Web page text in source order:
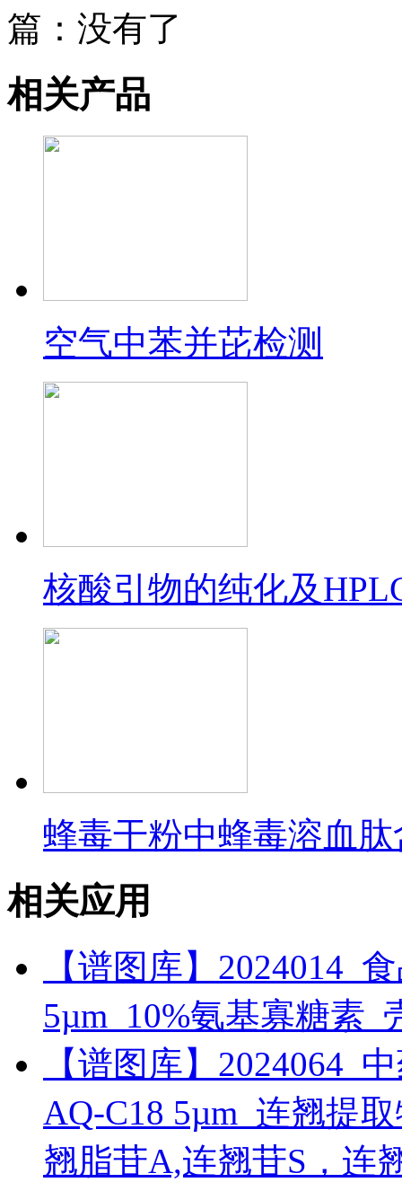
篇：没有了
相关产品
空气中苯并芘检测
核酸引物的纯化及
蜂毒干粉中蜂毒溶血
相关应用
【谱图库】2024014_
5µm_10%氨基寡糖素
【谱图库】2024064_
AQ-C18 5µm_连翘提
翘脂苷A,连翘苷S，连